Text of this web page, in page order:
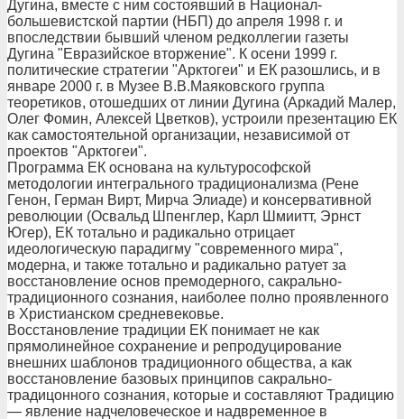
Дугина, вместе с ним состоявший в Национал-
большевистской партии (НБП) до апреля 1998 г. и
впоследствии бывший членом редколлегии газеты
Дугина "Евразийское вторжение". К осени 1999 г.
политические стратегии "Арктогеи" и ЕК разошлись, и в
январе 2000 г. в Музее В.В.Маяковского группа
теоретиков, отошедших от линии Дугина (Аркадий Малер,
Олег Фомин, Алексей Цветков), устроили презентацию ЕК
как самостоятельной организации, независимой от
проектов "Арктогеи".
Программа ЕК основана на культурософской
методологии интегрального традиционализма (Рене
Генон, Герман Вирт, Мирча Элиаде) и консервативной
революции (Освальд Шпенглер, Карл Шмиитт, Эрнст
Югер), ЕК тотально и радикально отрицает
идеологическую парадигму "современного мира",
модерна, и также тотально и радикально ратует за
восстановление основ премодерного, сакрально-
традиционного сознания, наиболее полно проявленного
в Христианском средневековье.
Восстановление традиции ЕК понимает не как
прямолинейное сохранение и репродуцирование
внешних шаблонов традиционного общества, а как
восстановление базовых принципов сакрально-
традицонного сознания, которые и составляют Традицию
— явление надчеловеческое и надвременное в